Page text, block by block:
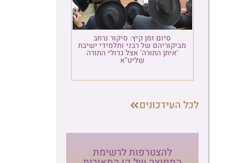
סיום זמן קיץ: סיקור נרחב
מביקוריהם של רבני ותלמידי ישיבת
'איתן התורה' אצל גדולי התורה
שליט"א
לכל העידכונים
להצטרפות לרשימת